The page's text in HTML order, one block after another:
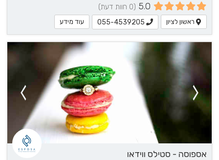
5.0 (0 חוות דעת)
ראשון לציון 055-4539205 עוד מידע
אספוסה - סטילס ווידאו